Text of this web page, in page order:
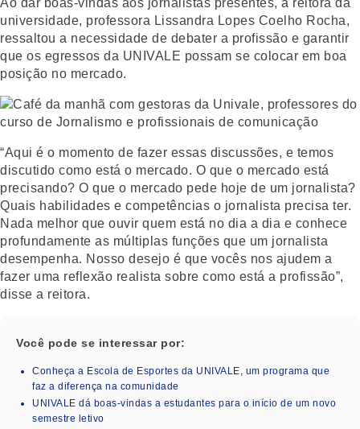
universidade, professora Lissandra Lopes Coelho Rocha,
ressaltou a necessidade de debater a profissão e garantir
que os egressos da UNIVALE possam se colocar em boa
posição no mercado.
“Aqui é o momento de fazer essas discussões, e temos
discutido como está o mercado. O que o mercado está
precisando? O que o mercado pede hoje de um jornalista?
Quais habilidades e competências o jornalista precisa ter.
Nada melhor que ouvir quem está no dia a dia e conhece
profundamente as múltiplas funções que um jornalista
desempenha. Nosso desejo é que vocês nos ajudem a
fazer uma reflexão realista sobre como está a profissão”,
disse a reitora.
Você pode se interessar por:
Conheça a Escola de Esportes da UNIVALE, um programa que
faz a diferença na comunidade
UNIVALE dá boas-vindas a estudantes para o início de um novo
semestre letivo